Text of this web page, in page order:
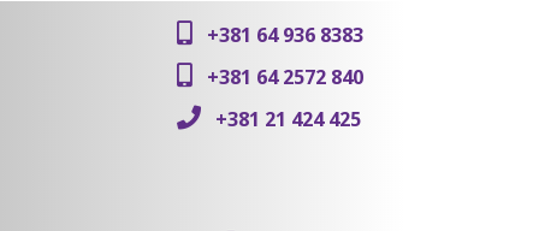
+381 64 936 8383
+381 64 2572 840
+381 21 424 425